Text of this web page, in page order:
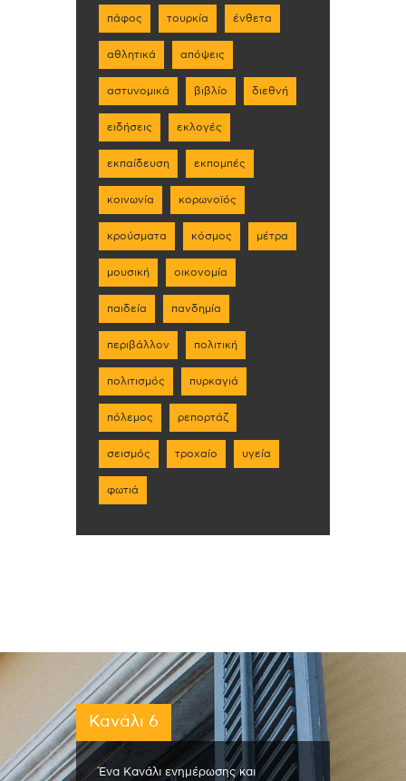
πάφος τουρκία ένθετα
αθλητικά απόψεις
αστυνομικά βιβλίο διεθνή
ειδήσεις εκλογές
εκπαίδευση εκπομπές
κοινωνία κορωνοϊός
κρούσματα κόσμος μέτρα
μουσική οικονομία
παιδεία πανδημία
περιβάλλον πολιτική
πολιτισμός πυρκαγιά
πόλεμος ρεπορτάζ
σεισμός τροχαίο υγεία
φωτιά
Κανάλι 6
Ένα Κανάλι ενημέρωσης και